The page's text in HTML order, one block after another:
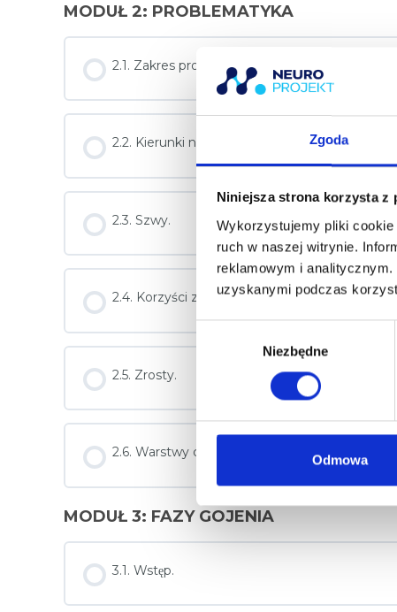
Zgoda
Niniejsza strona korzysta z
Wykorzystujemy pliki
ruch w naszej witrynie.
reklamowym i
uzyskanymi podczas
W
y
r
g
d
y
Niezbędne
Odmowa
MODUŁ 2: PROBLEMATYKA
2.1. Zakres problemu.
2.2. Kierunki napięć.
2.3. Szwy.
2.4. Korzyści z leczenia blizny terapią
2.5. Zrosty.
2.6. Warstwy ciała.
MODUŁ 3: FAZY GOJENIA
3.1. Wstęp.